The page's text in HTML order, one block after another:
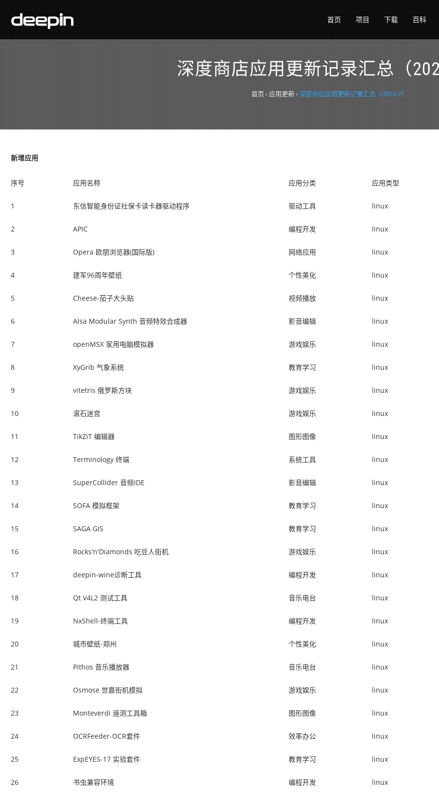
首页 项目 下载 百科
深度商店应用更新记录汇总（
首页›应用更新›深度商店应用更新记录汇总（2023-7）
新增应用
序号 应用名称 应用分类 应用类型
1 东信智能身份证社保卡读卡器驱动程序 驱动工具 linux
2 APIC 编程开发 linux
3 Opera 欧朋浏览器(国际版) 网络应用 linux
4 建军96周年壁纸 个性美化 linux
5 Cheese-茄子大头贴 视频播放 linux
6 Alsa Modular Synth 音频特效合成器 影音编辑 linux
7 openMSX 家用电脑模拟器 游戏娱乐 linux
8 XyGrib 气象系统 教育学习 linux
9 vitetris 俄罗斯方块 游戏娱乐 linux
10 滚石迷宫 游戏娱乐 linux
11 TikZiT 编辑器 图形图像 linux
12 Terminology 终端 系统工具 linux
13 SuperCollider 音频IDE 影音编辑 linux
14 SOFA 模拟框架 教育学习 linux
15 SAGA GIS 教育学习 linux
16 Rocks'n'Diamonds 吃豆人街机 游戏娱乐 linux
17 deepin-wine诊断工具 编程开发 linux
18 Qt V4L2 测试工具 音乐电台 linux
19 NxShell-终端工具 编程开发 linux
20 城市壁纸-郑州 个性美化 linux
21 Pithos 音乐播放器 音乐电台 linux
22 Osmose 世嘉街机模拟 游戏娱乐 linux
23 Monteverdi 遥测工具箱 图形图像 linux
24 OCRFeeder-OCR套件 效率办公 linux
25 ExpEYES-17 实验套件 教育学习 linux
26 书虫兼容环境 编程开发 linux